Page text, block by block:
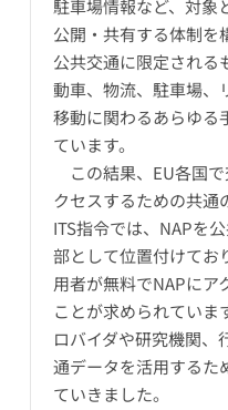
駐車場情報など、対象
公開・共有する体制を
公共交通に限定される
動車、物流、駐車場、
移動に関わるあらゆる
ています。
この結果、EU各国
クセスするための共通
ITS指令では、NAPを
部として位置付けてお
用者が無料でNAPにア
ことが求められていま
ロバイダや研究機関、
通データを活用するた
ていきました。